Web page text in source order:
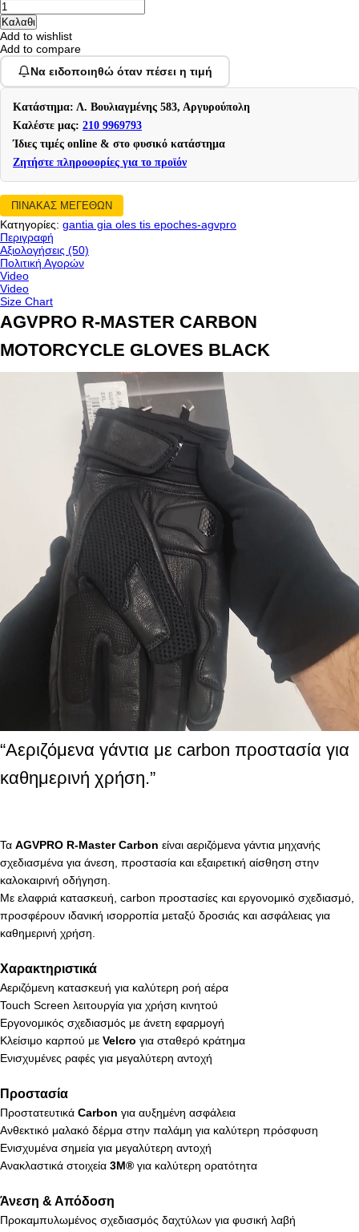
Add to wishlist
Add to compare
Να ειδοποιηθώ όταν πέσει η τιμή
Κατάστημα: Λ. Βουλιαγμένης 583, Αργυρούπολη
Καλέστε μας: 210 9969793
Ίδιες τιμές online & στο φυσικό κατάστημα
Ζητήστε πληροφορίες για το προϊόν
ΠΙΝΑΚΑΣ ΜΕΓΕΘΩΝ
Κατηγορίες: gantia gia oles tis epoches-agvpro
Περιγραφή
Αξιολογήσεις (50)
Πολιτική Αγορών
Video
Video
Size Chart
AGVPRO R-MASTER CARBON
MOTORCYCLE GLOVES BLACK
“Αεριζόμενα γάντια με carbon προστασία για
καθημερινή χρήση.”
Τα AGVPRO R-Master Carbon είναι αεριζόμενα γάντια μηχανής
σχεδιασμένα για άνεση, προστασία και εξαιρετική αίσθηση στην
καλοκαιρινή οδήγηση.
Με ελαφριά κατασκευή, carbon προστασίες και εργονομικό σχεδιασμό,
προσφέρουν ιδανική ισορροπία μεταξύ δροσιάς και ασφάλειας για
καθημερινή χρήση.
Χαρακτηριστικά
Αεριζόμενη κατασκευή για καλύτερη ροή αέρα
Touch Screen λειτουργία για χρήση κινητού
Εργονομικός σχεδιασμός με άνετη εφαρμογή
Κλείσιμο καρπού με Velcro για σταθερό κράτημα
Ενισχυμένες ραφές για μεγαλύτερη αντοχή
Προστασία
Προστατευτικά Carbon για αυξημένη ασφάλεια
Ανθεκτικό μαλακό δέρμα στην παλάμη για καλύτερη πρόσφυση
Ενισχυμένα σημεία για μεγαλύτερη αντοχή
Ανακλαστικά στοιχεία 3M® για καλύτερη ορατότητα
Άνεση & Απόδοση
Προκαμπυλωμένος σχεδιασμός δαχτύλων για φυσική λαβή